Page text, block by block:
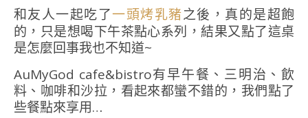
和友人一起吃了一頭烤乳豬之後，真的是超飽
的，只是想喝下午茶點心系列，結果又點了這桌
是怎麼回事我也不知道~
AuMyGod cafe&bistro有早午餐、三明治、飲
料、咖啡和沙拉，看起來都蠻不錯的，我們點了
些餐點來享用…